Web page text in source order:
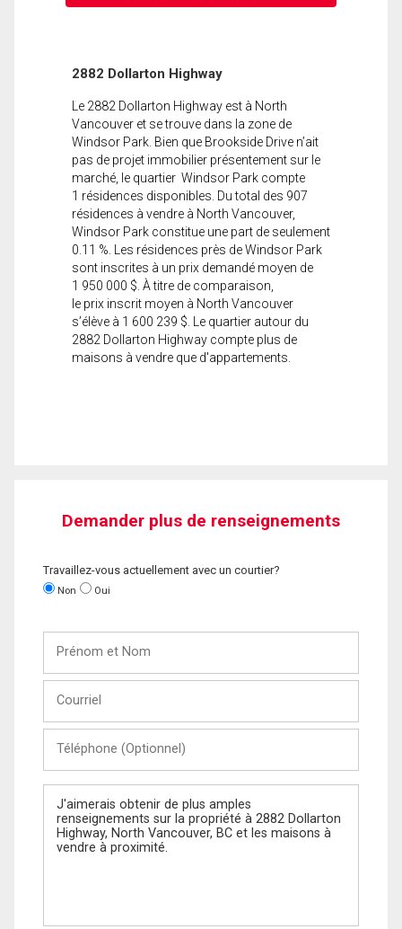
2882 Dollarton Highway
Le 2882 Dollarton Highway est à North
Vancouver et se trouve dans la zone de
Windsor Park. Bien que Brookside Drive n’ait
pas de projet immobilier présentement sur le
marché, le quartier Windsor Park compte
1 résidences disponibles. Du total des 907
résidences à vendre à North Vancouver,
Windsor Park constitue une part de seulement
0.11 %. Les résidences près de Windsor Park
sont inscrites à un prix demandé moyen de
1 950 000 $. À titre de comparaison,
le prix inscrit moyen à North Vancouver
s’élève à 1 600 239 $. Le quartier autour du
2882 Dollarton Highway compte plus de
maisons à vendre que d'appartements.
Demander plus de renseignements
Travaillez-vous actuellement avec un courtier?
Non Oui
Nom
(Optionnel)
Message